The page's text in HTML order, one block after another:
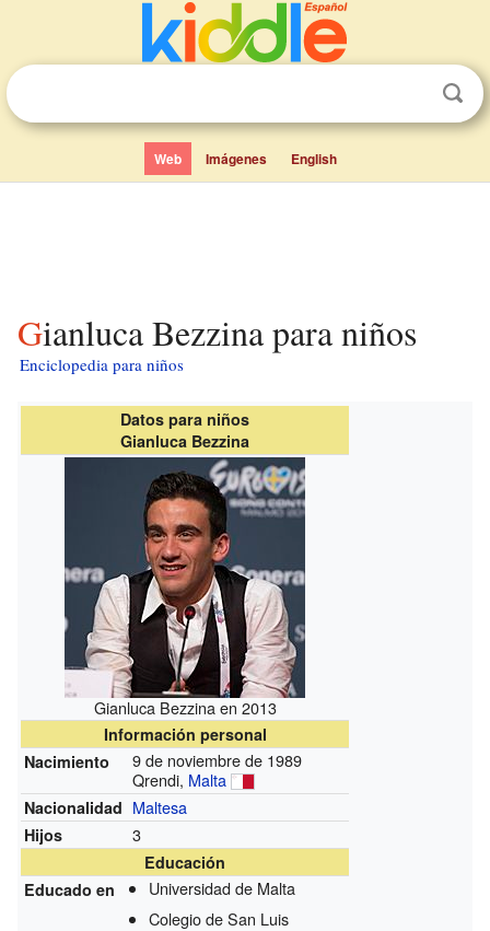
Web Imágenes English
Gianluca Bezzina para niños
Enciclopedia para niños
Datos para niños
Gianluca Bezzina
Gianluca Bezzina en 2013
Información personal
Nacimiento
9 de noviembre de 1989
Qrendi, Malta
Nacionalidad Maltesa
Hijos 3
Educación
Educado en
Universidad de Malta
Colegio de San Luis